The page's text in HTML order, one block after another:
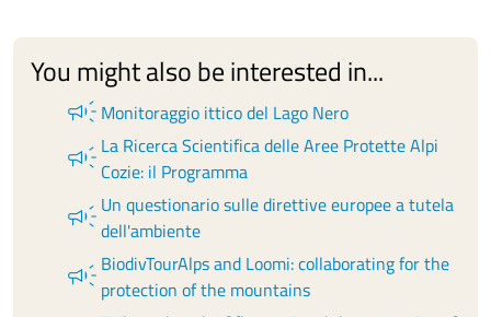
You might also be interested in...
campaign Monitoraggio ittico del Lago Nero
campaign La Ricerca Scientifica delle Aree Protette Alpi
Cozie: il Programma
campaign Un questionario sulle direttive europee a tutela
dell'ambiente
campaign BiodivTourAlps and Loomi: collaborating for the
protection of the mountains